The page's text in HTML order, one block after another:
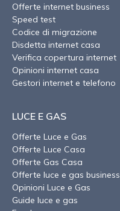
Offerte internet business
Speed test
Codice di migrazione
Disdetta internet casa
Verifica copertura internet
Opinioni internet casa
Gestori internet e telefono
LUCE E GAS
Offerte Luce e Gas
Offerte Luce Casa
Offerte Gas Casa
Offerte luce e gas business
Opinioni Luce e Gas
Guide luce e gas